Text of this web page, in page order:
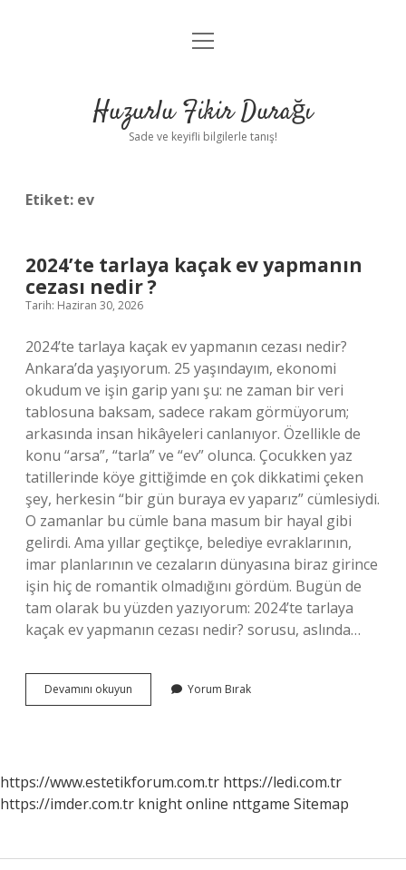
Anasayfa
Yasal Uyarı
menüyü
Huzurlu Fikir Durağı
Sade ve keyifli bilgilerle tanış!
Etiket: ev
2024’te tarlaya kaçak ev yapmanın
cezası nedir ?
Tarih: Haziran 30, 2026
2024’te tarlaya kaçak ev yapmanın cezası nedir?
Ankara’da yaşıyorum. 25 yaşındayım, ekonomi
okudum ve işin garip yanı şu: ne zaman bir veri
tablosuna baksam, sadece rakam görmüyorum;
arkasında insan hikâyeleri canlanıyor. Özellikle de
konu “arsa”, “tarla” ve “ev” olunca. Çocukken yaz
tatillerinde köye gittiğimde en çok dikkatimi çeken
şey, herkesin “bir gün buraya ev yaparız” cümlesiydi.
O zamanlar bu cümle bana masum bir hayal gibi
gelirdi. Ama yıllar geçtikçe, belediye evraklarının,
imar planlarının ve cezaların dünyasına biraz girince
işin hiç de romantik olmadığını gördüm. Bugün de
tam olarak bu yüzden yazıyorum: 2024’te tarlaya
kaçak ev yapmanın cezası nedir? sorusu, aslında…
Devamını okuyun
tarlaya
nedir
?
Yorum Bırak
https://www.estetikforum.com.tr https://ledi.com.tr
https://imder.com.tr knight online nttgame Sitemap